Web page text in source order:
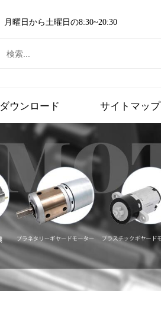
月曜日から土曜日の8:30~20:30
ダウンロード サイトマップ